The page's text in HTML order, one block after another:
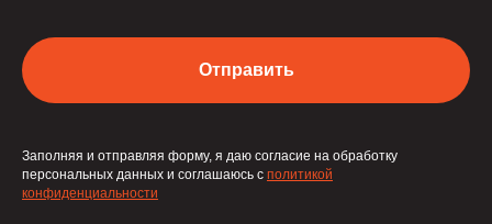
Отправить
Заполняя и отправляя форму, я даю согласие на обработку
персональных данных и соглашаюсь с политикой
конфиденциальности